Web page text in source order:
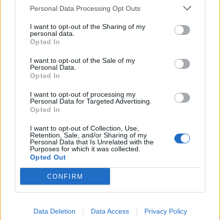
Personal Data Processing Opt Outs
I want to opt-out of the Sharing of my
personal data.
Opted In
I want to opt-out of the Sale of my
Personal Data.
Opted In
I want to opt-out of processing my
Personal Data for Targeted Advertising.
Opted In
I want to opt-out of Collection, Use,
Retention, Sale, and/or Sharing of my
Personal Data that Is Unrelated with the
Purposes for which it was collected.
Opted Out
CONFIRM
Data Deletion Data Access Privacy Policy
1vs1.
Fantacalcio, le sorprese di Inter-
Cremonese
Bonny(Inter): Avrà finalmente diversi
minuti a disposizione. Il bonus
sembrerebbe in arrivo, è pronto a fare la
differenza in maniera concreta.
Bonazzoli(Cremonese): A San Siro ha già
timbrato in questa stagione, in grande stile
tra l'altro. Ha la qualità per ripetersi.
Fantacalcio Mantra